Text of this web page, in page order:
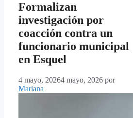
Formalizan
investigación por
coacción contra un
funcionario municipal
en Esquel
4 mayo, 20264 mayo, 2026 por
Mariana